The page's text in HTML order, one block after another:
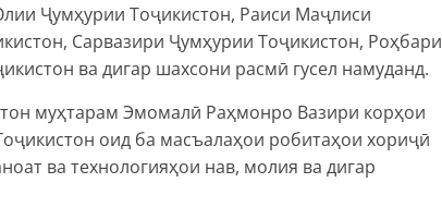
Ҷумҳурии Тоҷикистон, Раиси Маҷлиси
Сарвазири Ҷумҳурии Тоҷикистон, Роҳбари
ва дигар шахсони расмӣ гусел намуданд.
муҳтарам Эмомалӣ Раҳмонро Вазири корҳои
оид ба масъалаҳои робитаҳои хориҷӣ
ва технологияҳои нав, молия ва дигар